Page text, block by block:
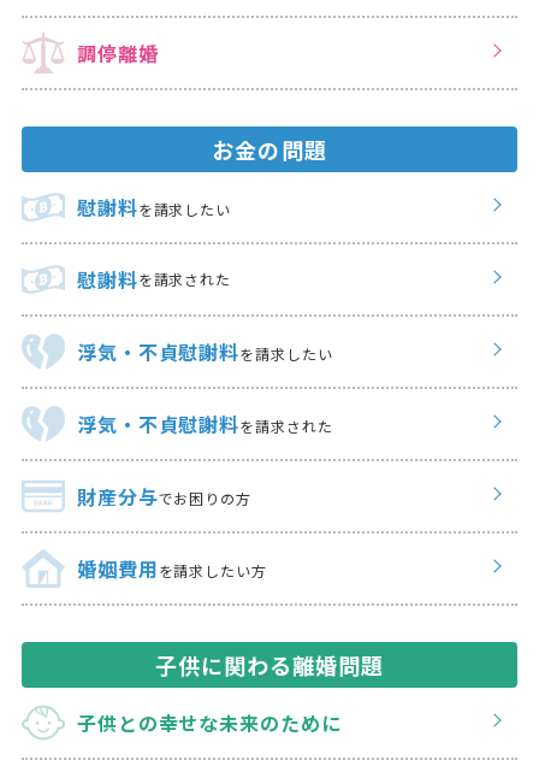
調停離婚
お金の問題
慰謝料を請求したい
慰謝料を請求された
浮気・不貞慰謝料を請求したい
浮気・不貞慰謝料を請求された
財産分与でお困りの方
婚姻費用を請求したい方
子供に関わる離婚問題
子供との幸せな未来のために